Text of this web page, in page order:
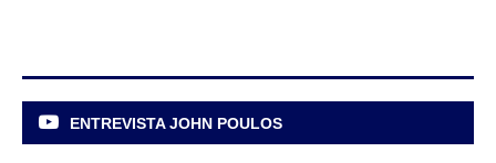
ENTREVISTA JOHN POULOS